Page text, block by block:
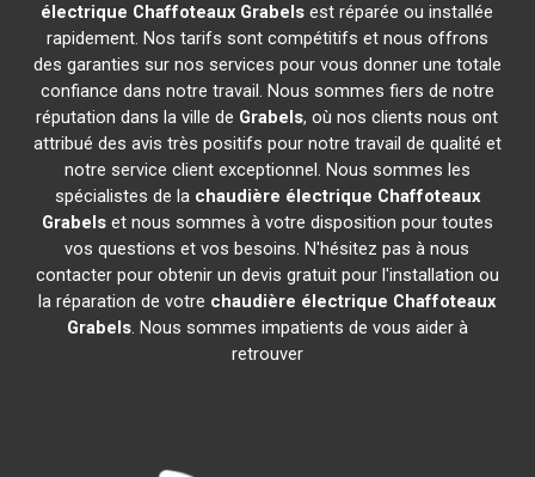
électrique Chaffoteaux Grabels est réparée ou installée
rapidement. Nos tarifs sont compétitifs et nous offrons
des garanties sur nos services pour vous donner une totale
confiance dans notre travail. Nous sommes fiers de notre
réputation dans la ville de Grabels, où nos clients nous ont
attribué des avis très positifs pour notre travail de qualité et
notre service client exceptionnel. Nous sommes les
spécialistes de la chaudière électrique Chaffoteaux
Grabelset nous sommes à votre disposition pour toutes
vos questions et vos besoins. N'hésitez pas à nous
contacter pour obtenir un devis gratuit pour l'installation ou
la réparation de votre chaudière électrique Chaffoteaux
Grabels. Nous sommes impatients de vous aider à
retrouver